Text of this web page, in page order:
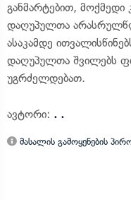
განმარტებით, მოქმედი
დაღუპულთა
ასაკამდე
დაღუპულთა შვილებს
უგრძელდებათ.
ავტორი: . .
მასალის გამოყენების